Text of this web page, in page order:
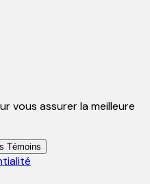
vous assurer la meilleure
Témoins